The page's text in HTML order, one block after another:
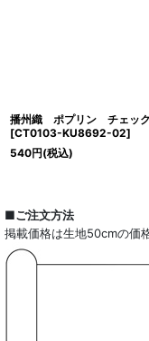
播州織 ポプリン チェック
[CT0103-KU8692-02]
540円(税込)
■ご注文方法
掲載価格は生地50cmの価